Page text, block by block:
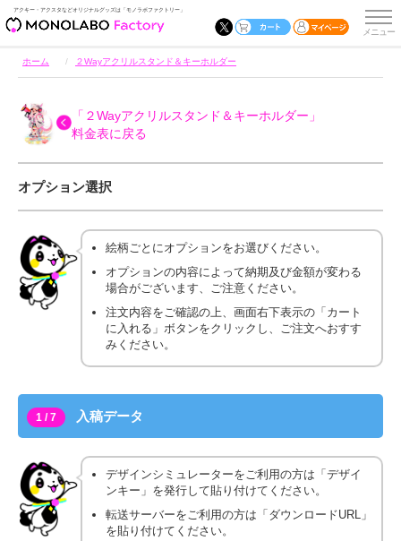
アクキー・アクスタなどオリジナルグッズは「モノラボファクトリー」
ホーム ２Wayアクリルスタンド＆キーホルダー
「２Wayアクリルスタンド＆キーホルダー」
料金表に戻る
オプション選択
絵柄ごとにオプションをお選びください。
オプションの内容によって納期及び金額が変わる
場合がございます、ご注意ください。
注文内容をご確認の上、画面右下表示の「カート
に入れる」ボタンをクリックし、ご注文へおすす
みください。
1 / 7 入稿データ
デザインシミュレーターをご利用の方は「デザイ
ンキー」を発行して貼り付けてください。
転送サーバーをご利用の方は「ダウンロードURL」
を貼り付けてください。